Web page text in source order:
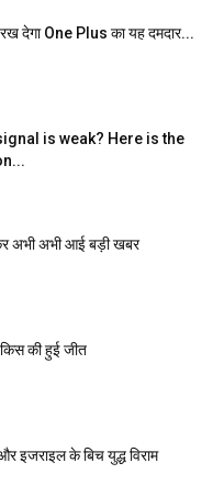
देगा One Plus का यह दमदार...
is weak? Here is the
अभी अभी आई बड़ी खबर
की हुई जीत
इजराइल के बिच युद्ध विराम